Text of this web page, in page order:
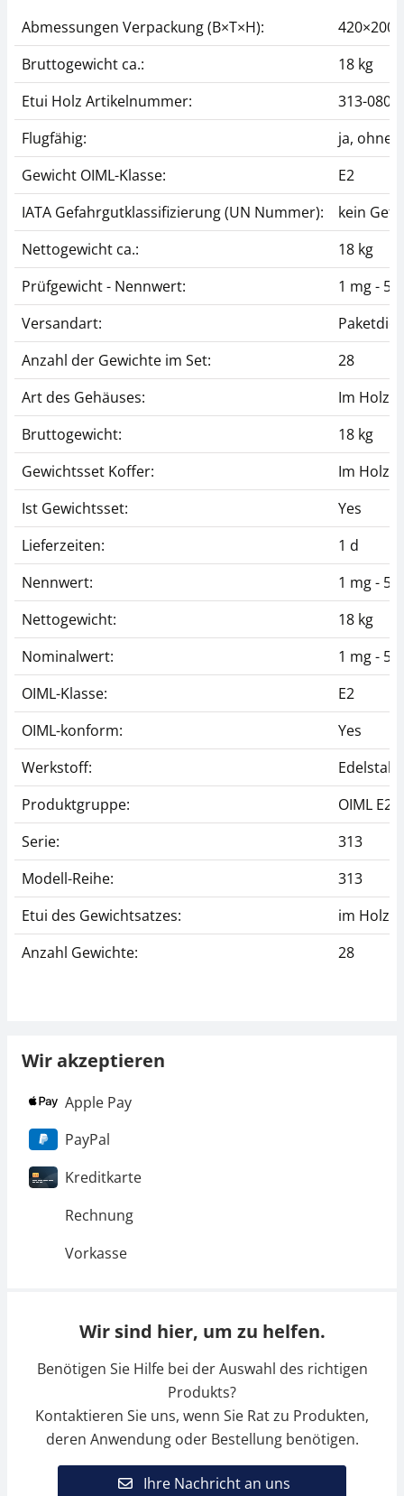
Abmessungen Verpackung (B×T×H):
Bruttogewicht ca.:
18 kg
Etui Holz Artikelnummer:
313-080-
Flugfähig:
ja, ohne
Gewicht OIML-Klasse:
E2
IATA Gefahrgutklassifizierung (UN Nummer):
kein
Nettogewicht ca.:
18 kg
Prüfgewicht - Nennwert:
1 mg - 5
Versandart:
Anzahl der Gewichte im Set:
28
Art des Gehäuses:
Im
Bruttogewicht:
18 kg
Gewichtsset Koffer:
Im
Ist Gewichtsset:
Yes
Lieferzeiten:
1 d
Nennwert:
1 mg - 5
Nettogewicht:
18 kg
Nominalwert:
1 mg - 5
OIML-Klasse:
E2
OIML-konform:
Yes
Werkstoff:
Produktgruppe:
OIML E2
Serie:
313
Modell-Reihe:
313
Etui des Gewichtsatzes:
im
Anzahl Gewichte:
28
Wir akzeptieren
Apple Pay
PayPal
Kreditkarte
Rechnung
Vorkasse
Wir sind hier, um zu helfen.
Benötigen Sie Hilfe bei der Auswahl des richtigen
Produkts?
Kontaktieren Sie uns, wenn Sie Rat zu Produkten,
deren Anwendung oder Bestellung benötigen.
Ihre Nachricht an uns